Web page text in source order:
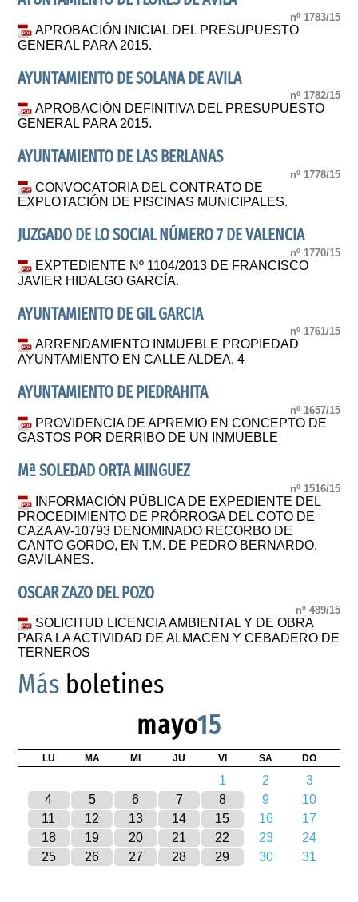
nº 1783/15
APROBACIÓN INICIAL DEL PRESUPUESTO
GENERAL PARA 2015.
AYUNTAMIENTO DE SOLANA DE AVILA
nº 1782/15
APROBACIÓN DEFINITIVA DEL PRESUPUESTO
GENERAL PARA 2015.
AYUNTAMIENTO DE LAS BERLANAS
nº 1778/15
CONVOCATORIA DEL CONTRATO DE
EXPLOTACIÓN DE PISCINAS MUNICIPALES.
JUZGADO DE LO SOCIAL NÚMERO 7 DE VALENCIA
nº 1770/15
EXPTEDIENTE Nº 1104/2013 DE FRANCISCO
JAVIER HIDALGO GARCÍA.
AYUNTAMIENTO DE GIL GARCIA
nº 1761/15
ARRENDAMIENTO INMUEBLE PROPIEDAD
AYUNTAMIENTO EN CALLE ALDEA, 4
AYUNTAMIENTO DE PIEDRAHITA
nº 1657/15
PROVIDENCIA DE APREMIO EN CONCEPTO DE
GASTOS POR DERRIBO DE UN INMUEBLE
Mª SOLEDAD ORTA MINGUEZ
nº 1516/15
INFORMACIÓN PÚBLICA DE EXPEDIENTE DEL
PROCEDIMIENTO DE PRÓRROGA DEL COTO DE
CAZA AV-10793 DENOMINADO RECORBO DE
CANTO GORDO, EN T.M. DE PEDRO BERNARDO,
GAVILANES.
OSCAR ZAZO DEL POZO
nº 489/15
SOLICITUD LICENCIA AMBIENTAL Y DE OBRA
PARA LA ACTIVIDAD DE ALMACEN Y CEBADERO DE
TERNEROS
Más boletines
mayo15
LU MA MI JU VI SA DO
1 2
3
4
5 6 7 8 9
10
11
12 13 14 15 16
17
18
19 20 21 22 23
24
25
26 27 28 29 30 31